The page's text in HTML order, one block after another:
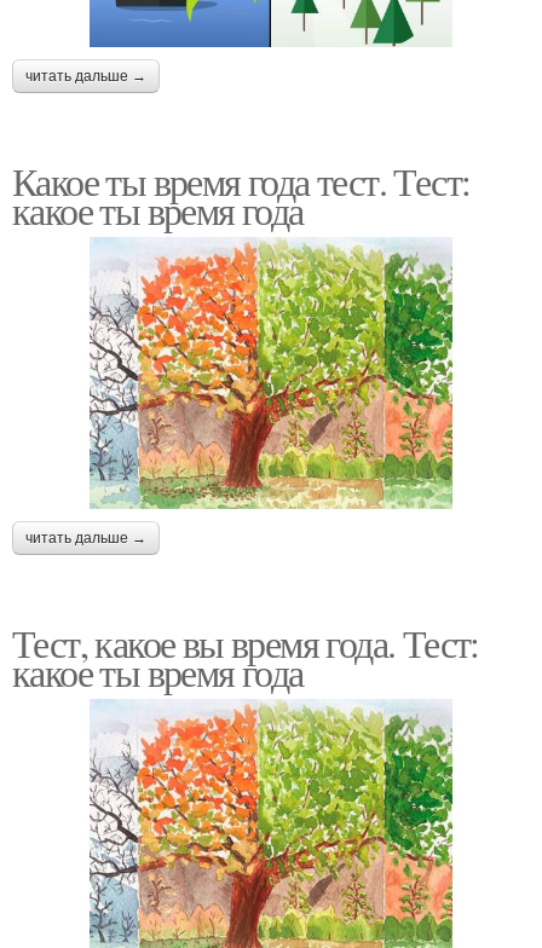
читать дальше →
Какое ты время года тест. Тест:
какое ты время года
читать дальше →
Тест, какое вы время года. Тест:
какое ты время года